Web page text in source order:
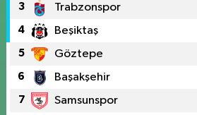
3 Trabzonspor
4 Beşiktaş
5 Göztepe
6 Başakşehir
7 Samsunspor